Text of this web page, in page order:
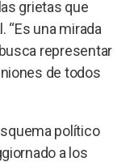
grietas que
“Es una mirada
representar
de todos
político
a los